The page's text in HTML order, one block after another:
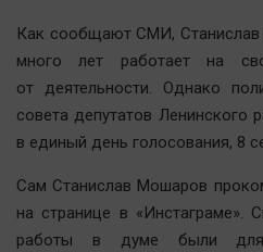
Культура
Курилка
Мнения
Спорт
Технологии
Как сообщают СМИ,
много лет работает на
от деятельности. Однако
совета депутатов Ленинского
в единый день голосования, 8
Сам Станислав Мошаров
на странице в «Инстаграме».
работы в думе были